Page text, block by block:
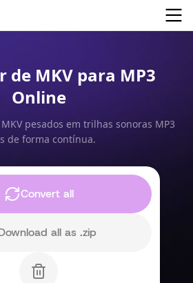
de MKV para MP3
Online
pesados em trilhas sonoras MP3
de forma contínua.